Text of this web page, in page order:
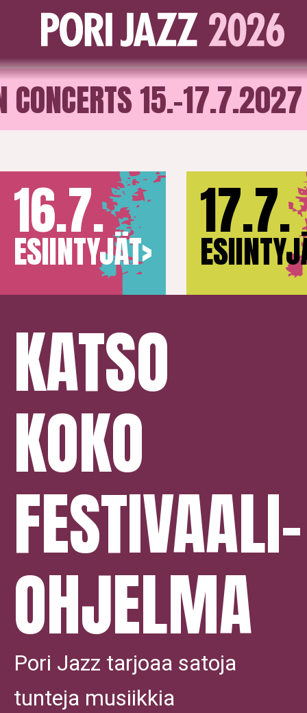
PÄÄKONSERTIT 2027
15.–17.7.2027
16.7.
ESIINTYJÄT>
17.7.
KATSO
KOKO
FESTIVAALI­
OHJELMA
Pori Jazz tarjoaa satoja
tunteja musiikkia